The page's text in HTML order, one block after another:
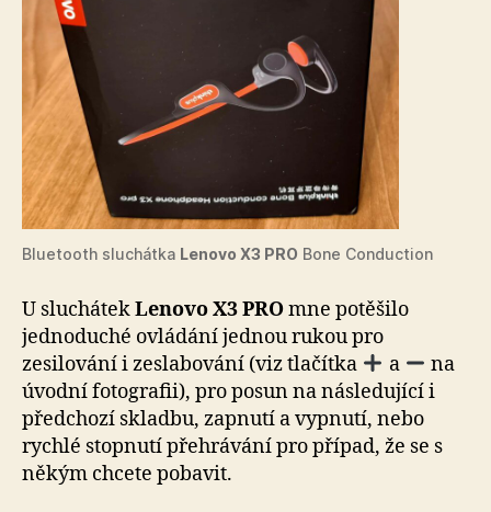
Bluetooth sluchátka Lenovo X3 PRO Bone Conduction
U sluchátekLenovo X3PROmne potěšilo
jednoduché ovládání jednou rukou pro
zesilování i zeslabování (viz tlačítka
a
na
úvodní fotografii), pro posun na následující i
předchozí skladbu, zapnutí a vypnutí, nebo
rychlé stopnutí přehrávání pro případ, že se s
někým chcete pobavit.